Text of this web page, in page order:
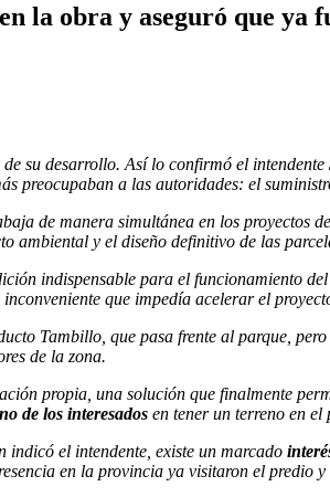
la obra y aseguró que ya
su desarrollo. Así lo confirmó el intendente
preocupaban a las autoridades: el
de manera simultánea en los proyectos de
ambiental y el diseño definitivo de las
indispensable para el funcionamiento
que impedía acelerar el
Tambillo, que pasa frente al parque,
de la zona.
propia, una solución que finalmente
de los interesados en tener un terreno en el
indicó el intendente, existe un marcado
en la provincia ya visitaron el predio